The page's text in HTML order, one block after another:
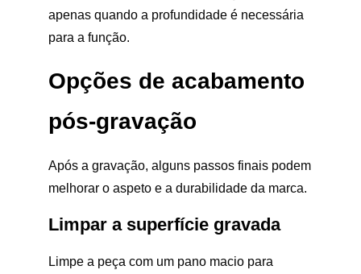
apenas quando a profundidade é necessária
para a função.
Opções de acabamento
pós-gravação
Após a gravação, alguns passos finais podem
melhorar o aspeto e a durabilidade da marca.
Limpar a superfície gravada
Limpe a peça com um pano macio para